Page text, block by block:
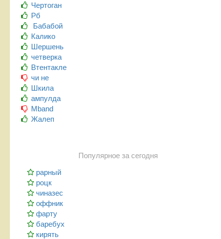
Чертоган
Рб
Бабабой
Калико
Шершень
четверка
Втентакле
чи не
Шкила
ампулда
Mband
Жалеп
Популярное за сегодня
рарный
роцк
чиназес
оффник
фарту
баребух
кирять